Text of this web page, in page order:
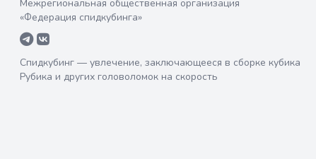
Межрегиональная общественная организация
«Федерация спидкубинга»
Спидкубинг — увлечение, заключающееся в сборке кубика
Рубика и других головоломок на скорость